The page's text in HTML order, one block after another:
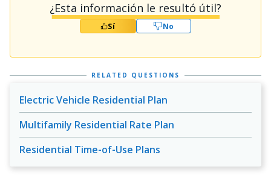
¿Esta información le resultó útil?
Sí No
RELATED QUESTIONS
Electric Vehicle Residential Plan
Multifamily Residential Rate Plan
Residential Time-of-Use Plans